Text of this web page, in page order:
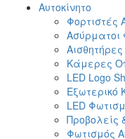
Αυτοκίνητο
Φορτιστές
Ασύρματοι
Κάμερες
LED Logo
Εξωτερικό
LED
Προβολείς
Φωτισμός